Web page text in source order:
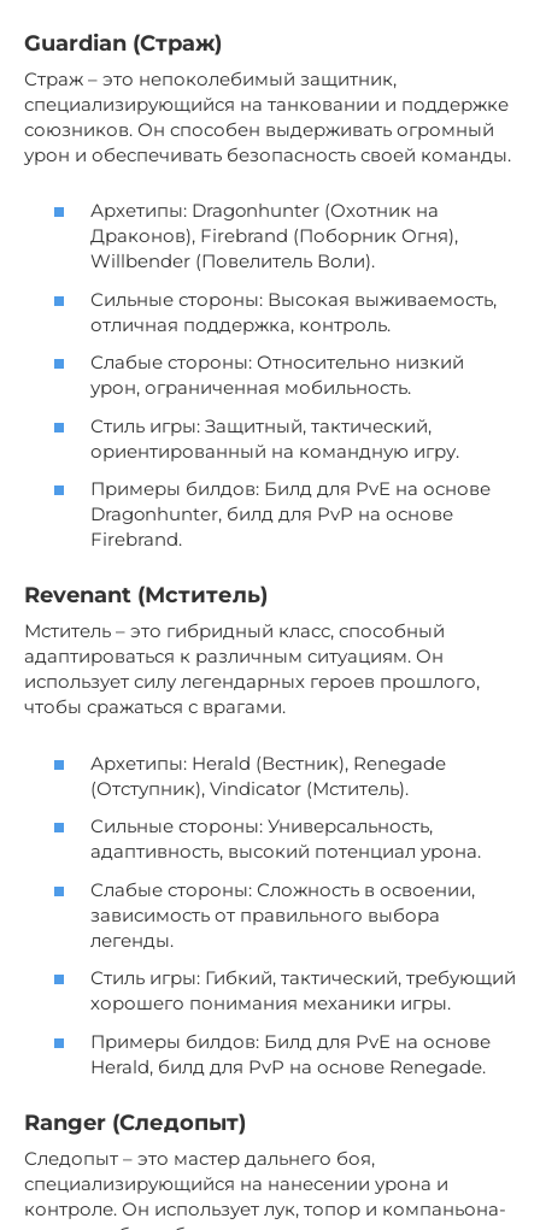
Guardian (Страж)
Страж – это непоколебимый защитник,
специализирующийся на танковании и поддержке
союзников. Он способен выдерживать огромный
урон и обеспечивать безопасность своей команды.
Архетипы: Dragonhunter (Охотник на
Драконов), Firebrand (Поборник Огня),
Willbender (Повелитель Воли).
Сильные стороны: Высокая выживаемость,
отличная поддержка, контроль.
Слабые стороны: Относительно низкий
урон, ограниченная мобильность.
Стиль игры: Защитный, тактический,
ориентированный на командную игру.
Примеры билдов: Билд для PvE на основе
Dragonhunter, билд для PvP на основе
Firebrand.
Revenant (Мститель)
Мститель – это гибридный класс, способный
адаптироваться к различным ситуациям. Он
использует силу легендарных героев прошлого,
чтобы сражаться с врагами.
Архетипы: Herald (Вестник), Renegade
(Отступник), Vindicator (Мститель).
Сильные стороны: Универсальность,
адаптивность, высокий потенциал урона.
Слабые стороны: Сложность в освоении,
зависимость от правильного выбора
легенды.
Стиль игры: Гибкий, тактический, требующий
хорошего понимания механики игры.
Примеры билдов: Билд для PvE на основе
Herald, билд для PvP на основе Renegade.
Ranger (Следопыт)
Следопыт – это мастер дальнего боя,
специализирующийся на нанесении урона и
контроле. Он использует лук, топор и компаньона-